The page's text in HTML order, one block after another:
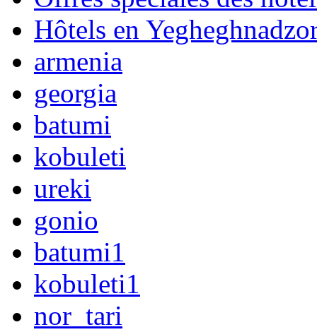
Hôtels en
armenia
georgia
batumi
kobuleti
ureki
gonio
batumi1
kobuleti1
nor_tari